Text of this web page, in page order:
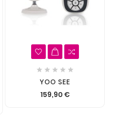
    
YOO SEE
159,90 €